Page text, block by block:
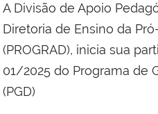
A Divisão de Apoio
Diretoria de Ensino da
(PROGRAD), inicia sua
01/2025 do Programa de
(PGD)